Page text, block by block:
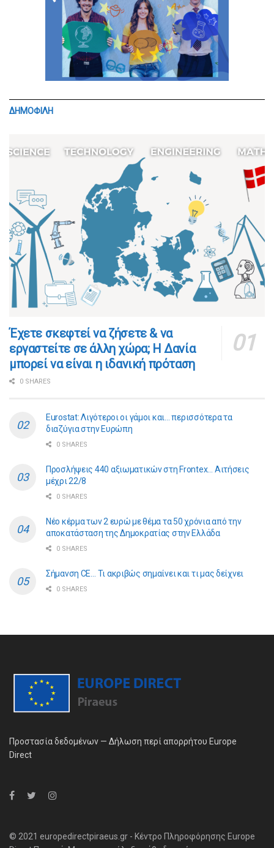
ΔΗΜΟΦΙΛΗ
​​Έχετε σκεφτεί να ζήσετε & να
εργαστείτε σε άλλη χώρα; Η Δανία
μπορεί να είναι η ιδανική πρόταση
0 SHARES
Eurostat: Λιγότεροι οι γάμοι και… περισσότερα τα
διαζύγια στην Ευρώπη
0 SHARES
Προσλήψεις 440 αξιωματικών στη Frontex… Αιτήσεις
μέχρι 22/8
0 SHARES
Νέο κέρμα των 2 ευρώ με θέμα τα 50 χρόνια από την
αποκατάσταση της Δημοκρατίας στην Ελλάδα
0 SHARES
Σήμανση CE… Τι ακριβώς σημαίνει και τι μας δείχνει
0 SHARES
Προστασία δεδομένων — Δήλωση περί απορρήτου Europe
Direct
© 2021 europedirectpiraeus.gr - Κέντρο Πληροφόρησης Europe